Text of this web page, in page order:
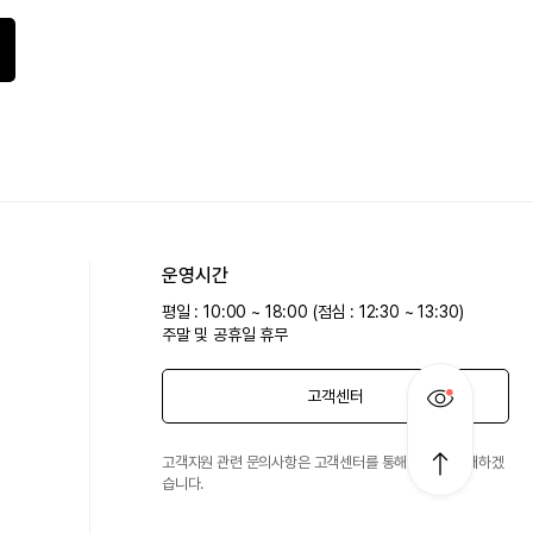
운영시간
평일 : 10:00 ~ 18:00 (점심 : 12:30 ~ 13:30)
주말 및 공휴일 휴무
고객센터
고객지원 관련 문의사항은 고객센터를 통해 친절히 안내하겠
습니다.